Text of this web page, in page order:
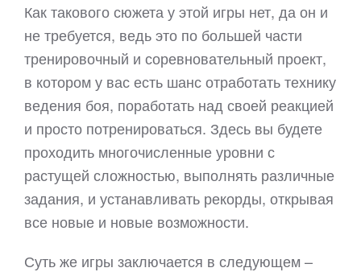
Как такового сюжета у этой игры нет, да он и
не требуется, ведь это по большей части
тренировочный и соревновательный проект,
в котором у вас есть шанс отработать технику
ведения боя, поработать над своей реакцией
и просто потренироваться. Здесь вы будете
проходить многочисленные уровни с
растущей сложностью, выполнять различные
задания, и устанавливать рекорды, открывая
все новые и новые возможности.
Суть же игры заключается в следующем –